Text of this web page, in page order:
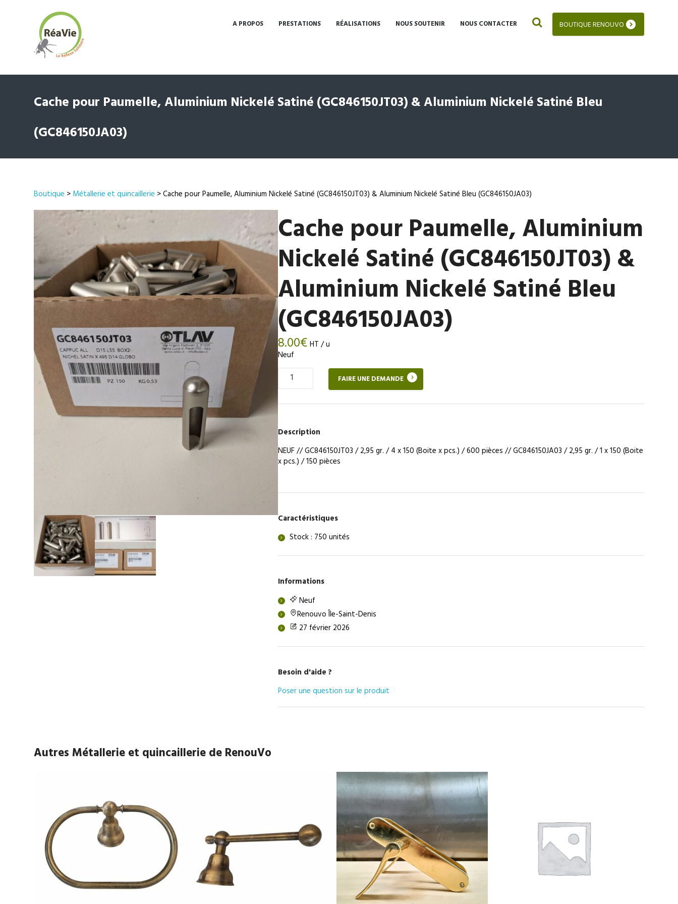
BOUTIQUE RENOUVO
A PROPOS PRESTATIONS RÉALISATIONS NOUS SOUTENIR NOUS CONTACTER
Cache pour Paumelle, Aluminium Nickelé Satiné (GC846150JT03) & Aluminium Nickelé Satiné Bleu
(GC846150JA03)
Boutique > Métallerie et quincaillerie > Cache pour Paumelle, Aluminium Nickelé Satiné (GC846150JT03) & Aluminium Nickelé Satiné Bleu (GC846150JA03)
Cache pour Paumelle, Aluminium
Nickelé Satiné (GC846150JT03) &
Aluminium Nickelé Satiné Bleu
(GC846150JA03)
8.00€ HT / u
Neuf
Quantité
pour
Paumelle,
Aluminium
Nickelé
Satiné
(GC846150JT03)
&
(GC846150JA03)
FAIRE UNE DEMANDE
Description
NEUF // GC846150JT03 / 2,95 gr. / 4 x 150 (Boite x pcs.) / 600 pièces // GC846150JA03 / 2,95 gr. / 1 x 150 (Boite
x pcs.) / 150 pièces
Caractéristiques
Stock : 750 unités
Informations
Neuf
Renouvo Île-Saint-Denis
27 février 2026
Besoin d'aide ?
Poser une question sur le produit
Autres Métallerie et quincaillerie de RenouVo